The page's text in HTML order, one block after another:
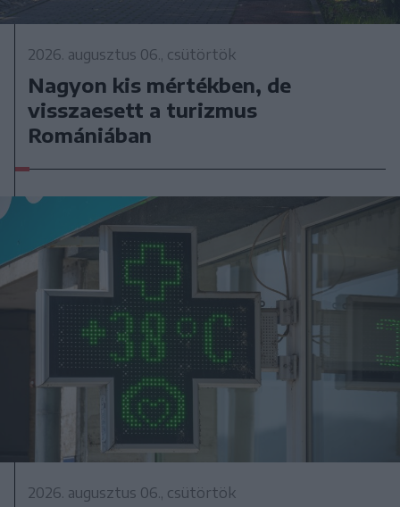
2026. augusztus 06., csütörtök
Nagyon kis mértékben, de
visszaesett a turizmus
Romániában
2026. augusztus 06., csütörtök